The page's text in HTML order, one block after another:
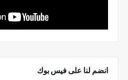
انضم لنا على فيس بوك